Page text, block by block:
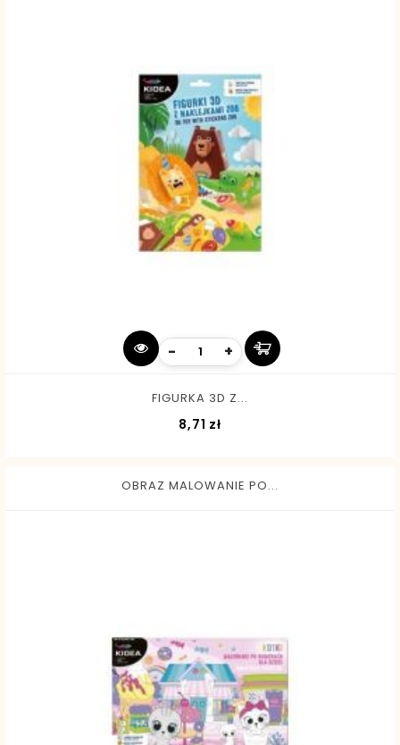
- +
FIGURKA 3D Z...
8,71 zł
OBRAZ MALOWANIE PO...